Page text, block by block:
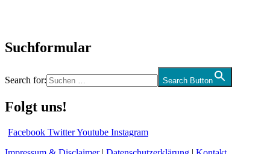
Suchformular
Search for: Search Button
Folgt uns!
Facebook TwitterYoutube Instagram